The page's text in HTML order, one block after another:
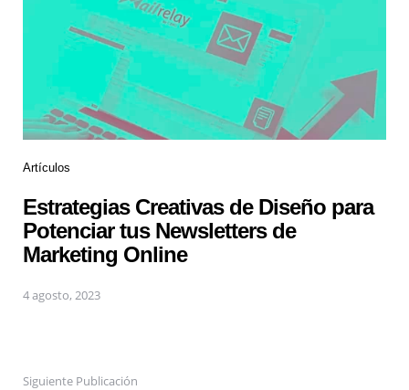
Artículos
Estrategias Creativas de Diseño para
Potenciar tus Newsletters de
Marketing Online
4 agosto, 2023
Siguiente Publicación